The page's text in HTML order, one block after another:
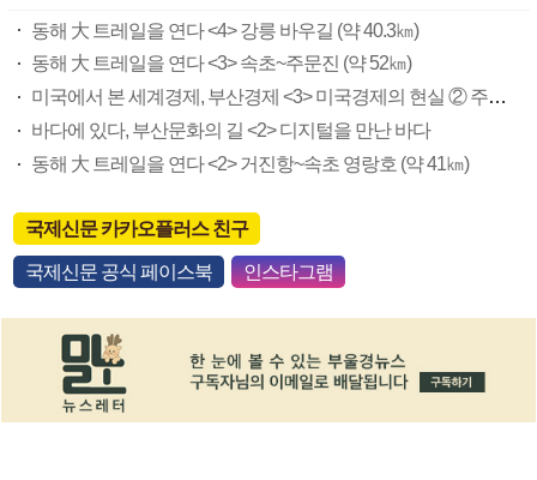
동해 大 트레일을 연다 <4> 강릉 바우길 (약 40.3㎞)
동해 大 트레일을 연다 <3> 속초~주문진 (약 52㎞)
미국에서 본 세계경제, 부산경제 <3> 미국경제의 현실 ② 주택가격 회복은 언제
바다에 있다, 부산문화의 길 <2> 디지털을 만난 바다
동해 大 트레일을 연다 <2> 거진항~속초 영랑호 (약 41㎞)
국제신문 카카오플러스 친구
국제신문 공식 페이스북 인스타그램